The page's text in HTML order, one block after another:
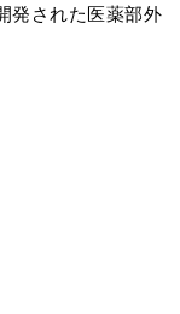
発された医薬部外